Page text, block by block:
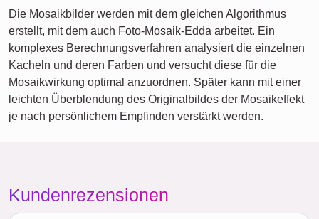
Die Mosaikbilder werden mit dem gleichen Algorithmus
erstellt, mit dem auch Foto-Mosaik-Edda arbeitet. Ein
komplexes Berechnungsverfahren analysiert die einzelnen
Kacheln und deren Farben und versucht diese für die
Mosaikwirkung optimal anzuordnen. Später kann mit einer
leichten Überblendung des Originalbildes der Mosaikeffekt
je nach persönlichem Empfinden verstärkt werden.
Kundenrezensionen